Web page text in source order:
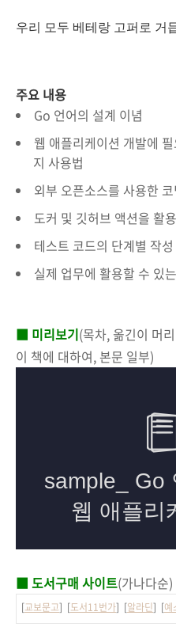
우리 모두 베테랑 고퍼로 거
주요 내용
Go 언어의 설계 이념
웹 애플리케이션 개발에
지 사용법
외부 오픈소스를 사용한
도커 및 깃허브 액션을 활
테스트 코드의 단계별 작성
실제 업무에 활용할 수 있
■ 미리보기(목차, 옮긴이 머
이 책에 대하여, 본문 일부)
■ 도서구매 사이트(가나다순)
[교보문고] [도서11번가] [알라딘] [예